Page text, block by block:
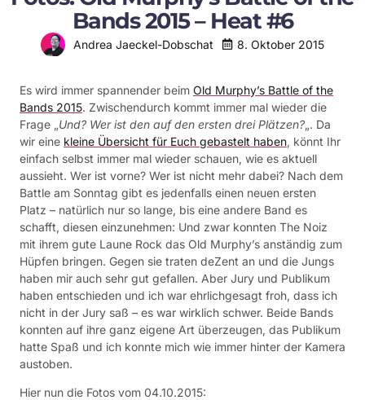
Bands 2015 – Heat #6
Andrea Jaeckel-Dobschat 8. Oktober 2015
Es wird immer spannender beim Old Murphy’s Battle of the
Bands 2015. Zwischendurch kommt immer mal wieder die
Frage „Und? Wer ist den auf den ersten drei Plätzen?„. Da
wir eine kleine Übersicht für Euch gebastelt haben, könnt Ihr
einfach selbst immer mal wieder schauen, wie es aktuell
aussieht. Wer ist vorne? Wer ist nicht mehr dabei? Nach dem
Battle am Sonntag gibt es jedenfalls einen neuen ersten
Platz – natürlich nur so lange, bis eine andere Band es
schafft, diesen einzunehmen: Und zwar konnten The Noiz
mit ihrem gute Laune Rock das Old Murphy’s anständig zum
Hüpfen bringen. Gegen sie traten deZent an und die Jungs
haben mir auch sehr gut gefallen. Aber Jury und Publikum
haben entschieden und ich war ehrlichgesagt froh, dass ich
nicht in der Jury saß – es war wirklich schwer. Beide Bands
konnten auf ihre ganz eigene Art überzeugen, das Publikum
hatte Spaß und ich konnte mich wie immer hinter der Kamera
austoben.
Hier nun die Fotos vom 04.10.2015: